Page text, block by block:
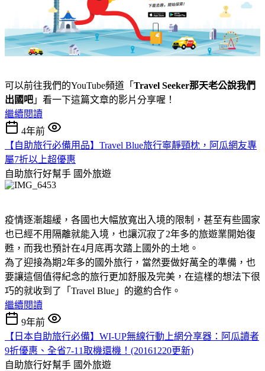
可以前往我們的YouTube頻道「 Travel Seeker那天老公說我們
出國吧 」看一下這篇文章的影片分享喔！
繼續閱讀
4年前
【自助旅行必備用品】Travel Blue旅行寧靜頸枕，阿瓜網友專
屬7折以上超優惠
自助旅行好幫手 國外旅遊
疫情逐漸趨緩，各國也大幅放寬出入境的限制，甚至有些國家
也已經不用隔離就能入境，也讓沉寂了2年多的旅遊業開始復
甦，而我也預計在4月底再次踏上國外的土地。
為了迎接為期2年多的國外旅行，當然要做好萬全的準備，也
要讓這個值得紀念的旅行更加舒服及完美，在這樣的想法下很
巧的就收到了「Travel Blue」的邀約合作。
繼續閱讀
9年前
【日本自助旅行必備】WI-UP無線行動上網分享器：阿瓜讀者
9折優惠、全省7-11取機還機！(20161220更新)
自助旅行好幫手 國外旅遊